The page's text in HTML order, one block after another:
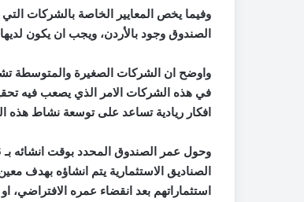
وفيما يخص المعايير الخاصة بالشركات
الصندوق وجود بالأردن، ويجب ان يكون
في هذه الشركات الامر الذي يصعب فيه
افكار ريادية تساعد على توسعة نشاط هذه
الصناديق الاستثمارية يتم انشاؤه بهدف
استثماراتهم بعد انقضاء عمره